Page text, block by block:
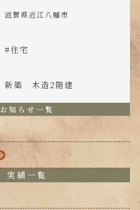
滋賀県近江八幡市
#住宅
新築 木造2階建
お知らせ一覧
実績一覧